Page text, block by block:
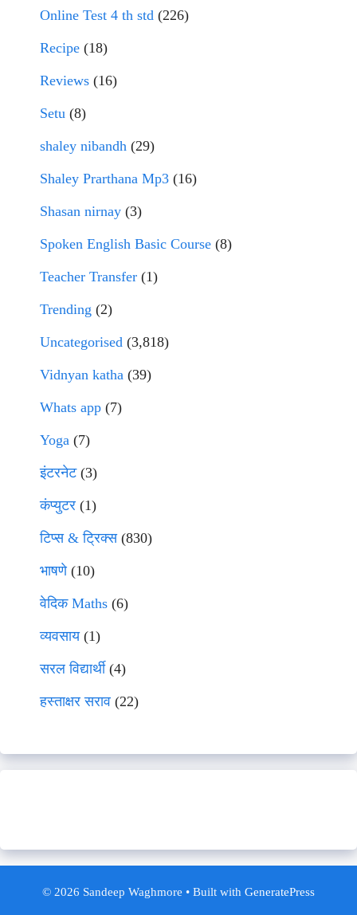
Online Test 4 th std (226)
Recipe (18)
Reviews (16)
Setu (8)
shaley nibandh (29)
Shaley Prarthana Mp3 (16)
Shasan nirnay (3)
Spoken English Basic Course (8)
Teacher Transfer (1)
Trending (2)
Uncategorised (3,818)
Vidnyan katha (39)
Whats app (7)
Yoga (7)
इंटरनेट(3)
कंप्युटर (1)
टिप्स & ट्रिक्स(830)
भाषणे(10)
वेदिक Maths (6)
व्यवसाय(1)
सरल विद्यार्थी(4)
हस्ताक्षर सराव (22)
© 2026 Sandeep Waghmore • Built with GeneratePress